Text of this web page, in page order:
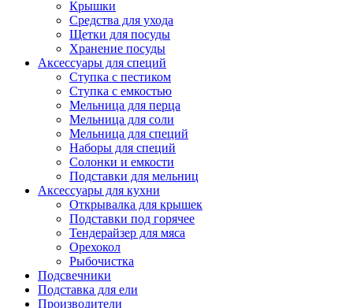
Крышки
Средства для ухода
Щетки для посуды
Хранение посуды
Аксессуары для специй
Ступка с пестиком
Ступка с емкостью
Мельница для перца
Мельница для соли
Мельница для специй
Наборы для специй
Солонки и емкости
Подставки для мельниц
Аксессуары для кухни
Открывалка для крышек
Подставки под горячее
Тендерайзер для мяса
Орехокол
Рыбочистка
Подсвечники
Подставка для ели
Производители